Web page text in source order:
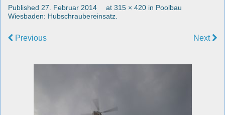
AGBs
Published 27. Februar 2014 at 315 × 420 in Poolbau
Wiesbaden: Hubschraubereinsatz
Previous Next